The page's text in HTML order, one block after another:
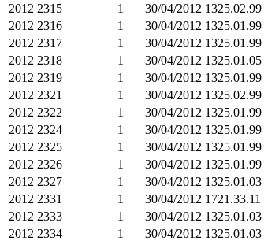
2012 2315 1 30/04/2012 1325.02.99
2012 2316 1 30/04/2012 1325.01.99
2012 2317 1 30/04/2012 1325.01.99
2012 2318 1 30/04/2012 1325.01.05
2012 2319 1 30/04/2012 1325.01.99
2012 2321 1 30/04/2012 1325.02.99
2012 2322 1 30/04/2012 1325.01.99
2012 2324 1 30/04/2012 1325.01.99
2012 2325 1 30/04/2012 1325.01.99
2012 2326 1 30/04/2012 1325.01.99
2012 2327 1 30/04/2012 1325.01.03
2012 2331 1 30/04/2012 1721.33.11
2012 2333 1 30/04/2012 1325.01.03
2012 2334 1 30/04/2012 1325.01.03